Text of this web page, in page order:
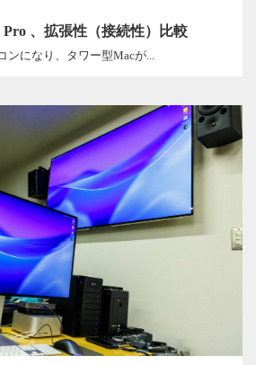
Pro 、拡張性（接続性）比較
ンになり、タワー型Macが...